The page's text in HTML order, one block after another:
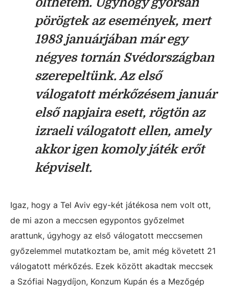
pörögtek az események, mert
1983 januárjában már egy
négyes tornán Svédországban
szerepeltünk. Az első
válogatott mérkőzésem január
első napjaira esett, rögtön az
izraeli válogatott ellen, amely
akkor igen komoly játék erőt
képviselt.
Igaz, hogy a Tel Aviv egy-két játékosa nem volt ott,
de mi azon a meccsen egypontos győzelmet
arattunk, úgyhogy az első válogatott meccsemen
győzelemmel mutatkoztam be, amit még követett 21
válogatott mérkőzés. Ezek között akadtak meccsek
a Szófiai Nagydíjon, Konzum Kupán és a Mezőgép